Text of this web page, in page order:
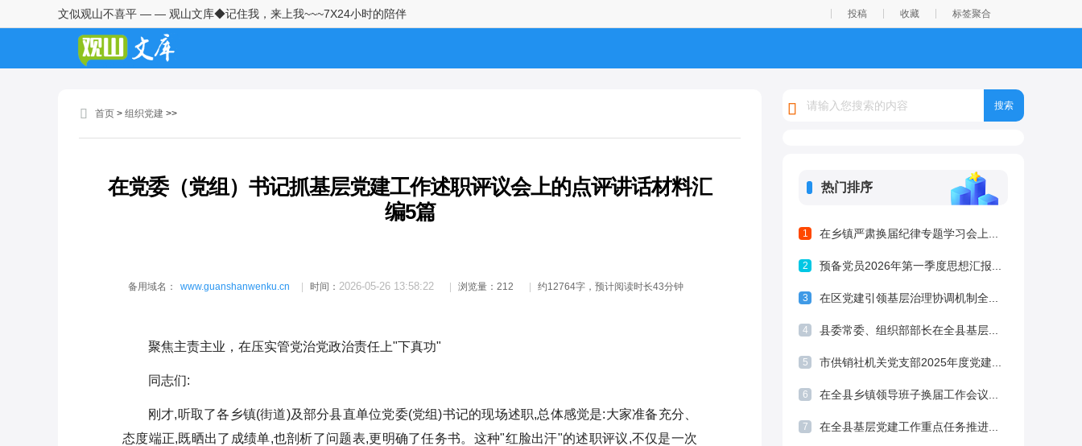
文似观山不喜平 — — 观山文库◆记住我，来上我~~~7X24小时的陪伴 投稿 收藏 标签聚合
首页 > 组织党建 >>
在党委（党组）书记抓基层党建工作述职评议会上的点评讲话材料汇
编5篇
备用域名： www.guanshanwenku.cn 时间： 2026-05-26 13:58:22 浏览量：212 约12764字，预计阅读时长43分钟
聚焦主责主业，在压实管党治党政治责任上"下真功"
同志们:
刚才,听取了各乡镇(街道)及部分县直单位党委(党组)书记的现场述职,总体感觉是:大家准备充分、
态度端正,既晒出了成绩单,也剖析了问题表,更明确了任务书。这种"红脸出汗"的述职评议,不仅是一次
热门排序
1 在乡镇严肃换届纪律专题学习会上...
2 预备党员2026年第一季度思想汇报...
3 在区党建引领基层治理协调机制全...
4 县委常委、组织部部长在全县基层...
5 市供销社机关党支部2025年度党建...
6 在全县乡镇领导班子换届工作会议...
7 在全县基层党建工作重点任务推进...
预备党员2026年二季度思想汇报
在集团党建工作责任制推进落实
在街道2026年城市党建工作会议
上的讲话
在示范区党建引领基层高效能治
理暨“强能力、转作风、提效
在全区基层党建工作重点任务推
2023度意识形态领域形势分析研